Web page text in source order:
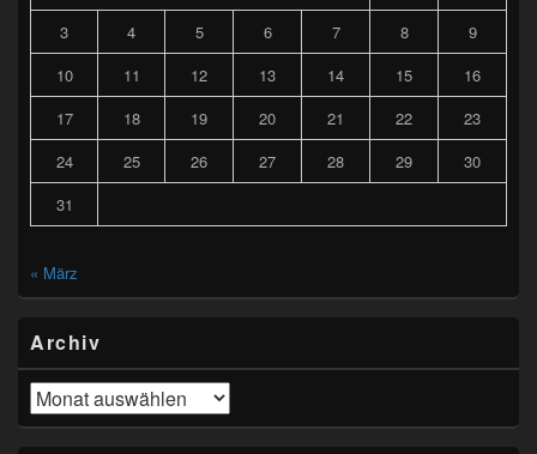
3
4 5 6 7 8
9
10
11 12 13 14 15
16
17
18 19 20 21 22
23
24
25 26 27 28 29
30
31
« März
Archiv
Archiv